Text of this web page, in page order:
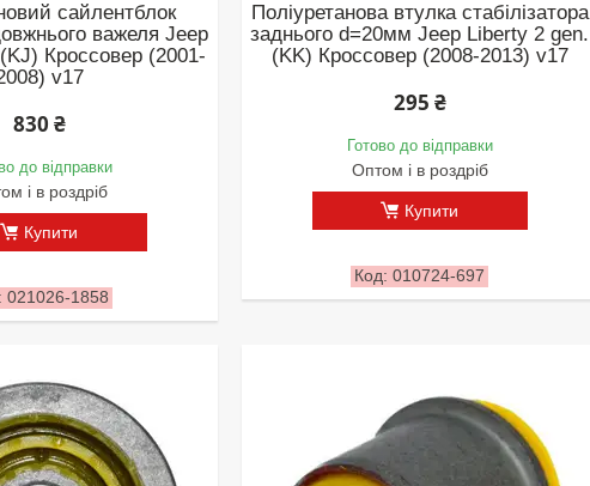
сайлентблок
важеля Jeep
Кроссовер (2001-
v17
830 ₴
до відправки
і в роздріб
Купити
021026-1858
Поліуретанова втулка стабілізатора
заднього d=20мм Jeep Liberty 2 gen.
(KK) Кроссовер (2008-2013) v17
295 ₴
Готово до відправки
Оптом і в роздріб
Купити
010724-697